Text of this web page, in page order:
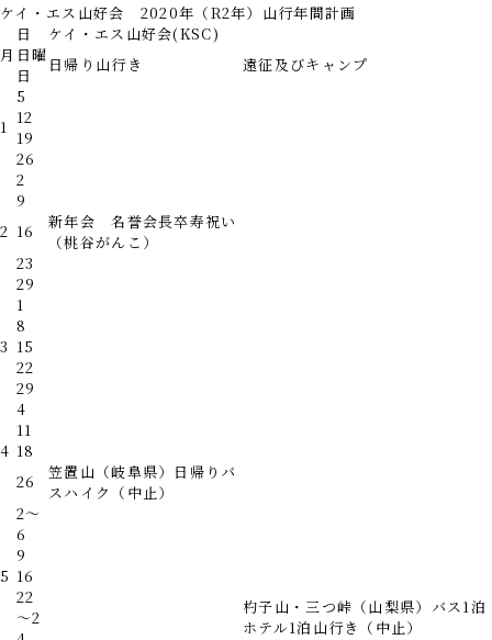
ケイ・エス山好会 2020年（R2年）山行年間計画
月
日
ケイ・エス山好会(KSC)
日曜
日
日帰り山行き 遠征及びキャンプ
1
5
12
19
26
2
2
9
16
新年会 名誉会長卒寿祝い
（桃谷がんこ）
23
29
3
1
8
15
22
29
4
4
11
18
26
笠置山（岐阜県）日帰りバ
スハイク （中止）
5
2～
6
9
16
22
～2
杓子山・三つ峠（山梨県）バス1泊
ホテル1泊山行き （中止）